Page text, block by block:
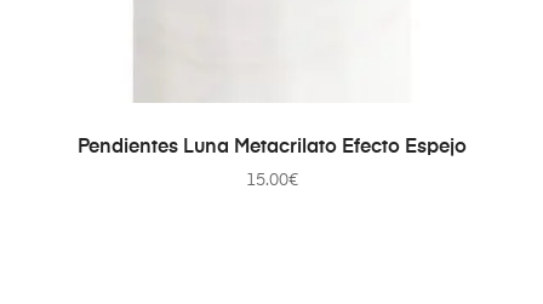
SELECCIONAR OPCIONES
Pendientes Luna Metacrilato Efecto Espejo
15.00€